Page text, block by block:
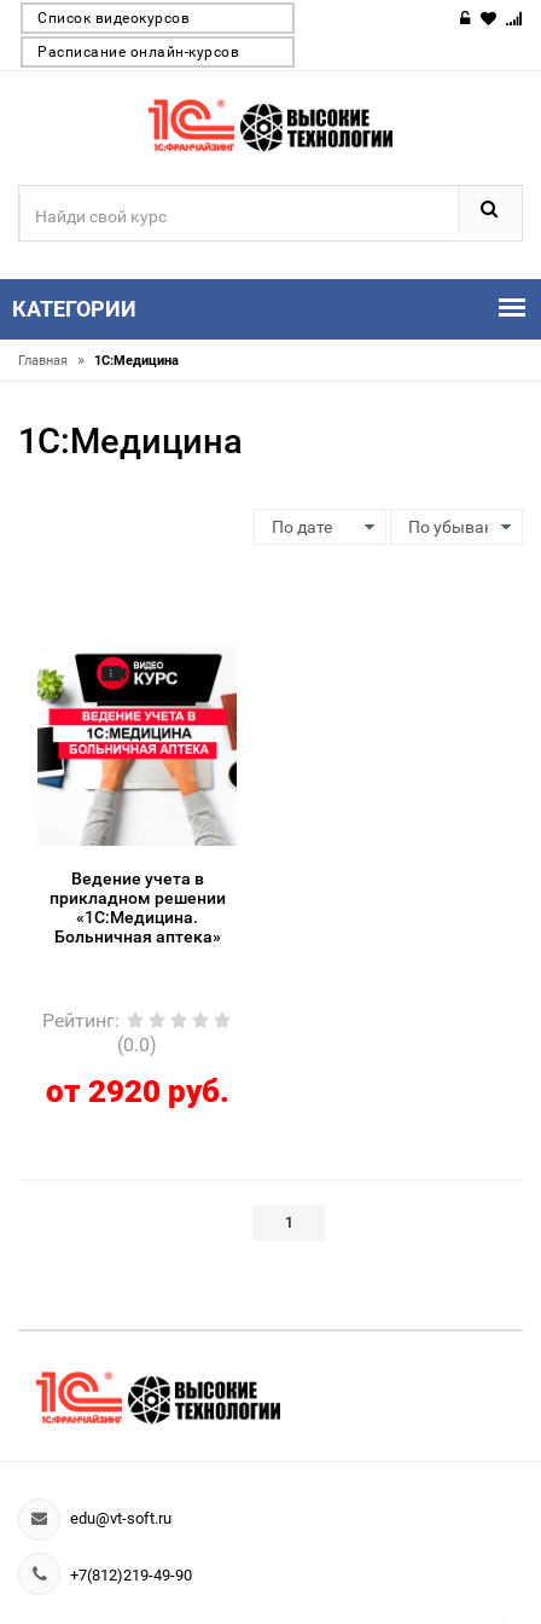
Список видеокурсов
Расписание онлайн-курсов
КАТЕГОРИИ
Главная » 1С:Медицина
1С:Медицина
Ведение учета в
прикладном решении
«1С:Медицина.
Больничная аптека»
Рейтинг:
(0.0)
от 2920 руб.
1
edu@vt-soft.ru
+7(812)219-49-90